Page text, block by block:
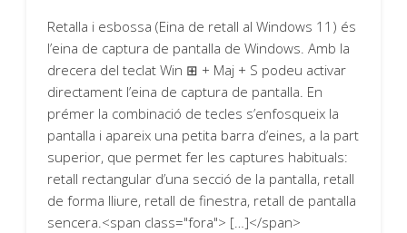
Retalla i esbossa (Eina de retall al Windows 11) és
l’eina de captura de pantalla de Windows. Amb la
drecera del teclat Win ⊞ + Maj + S podeu activar
directament l’eina de captura de pantalla. En
prémer la combinació de tecles s’enfosqueix la
pantalla i apareix una petita barra d’eines, a la part
superior, que permet fer les captures habituals:
retall rectangular d’una secció de la pantalla, retall
de forma lliure, retall de finestra, retall de pantalla
sencera.<span class="fora"> […]</span>